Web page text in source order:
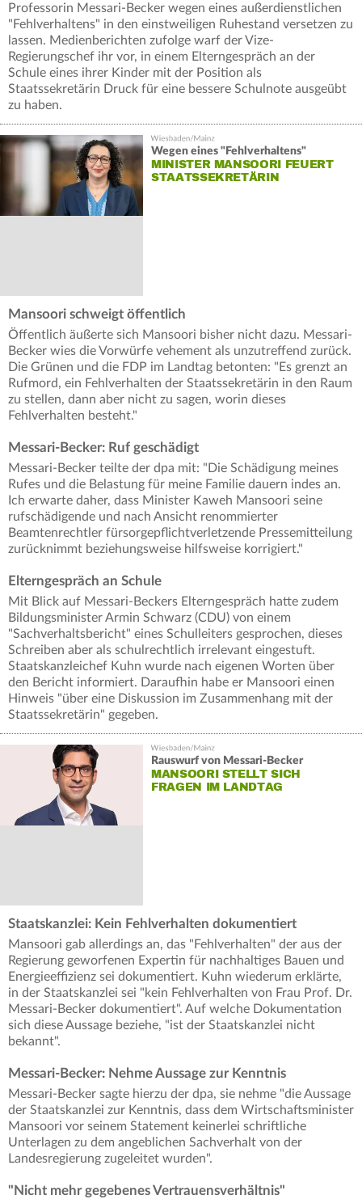
Professorin Messari-Becker wegen eines außerdienstlichen
"Fehlverhaltens" in den einstweiligen Ruhestand versetzen zu
lassen. Medienberichten zufolge warf der Vize-
Regierungschef ihr vor, in einem Elterngespräch an der
Schule eines ihrer Kinder mit der Position als
Staatssekretärin Druck für eine bessere Schulnote ausgeübt
zu haben.
Wegen eines "Fehlverhaltens"
MINISTER MANSOORI FEUERT
STAATSSEKRETÄRIN
Mansoori schweigt öffentlich
Öffentlich äußerte sich Mansoori bisher nicht dazu. Messari-
Becker wies die Vorwürfe vehement als unzutreffend zurück.
Die Grünen und die FDP im Landtag betonten: "Es grenzt an
Rufmord, ein Fehlverhalten der Staatssekretärin in den Raum
zu stellen, dann aber nicht zu sagen, worin dieses
Fehlverhalten besteht."
Messari-Becker: Ruf geschädigt
Messari-Becker teilte der dpa mit: "Die Schädigung meines
Rufes und die Belastung für meine Familie dauern indes an.
Ich erwarte daher, dass Minister Kaweh Mansoori seine
rufschädigende und nach Ansicht renommierter
Beamtenrechtler fürsorgepflichtverletzende Pressemitteilung
zurücknimmt beziehungsweise hilfsweise korrigiert."
Elterngespräch an Schule
Mit Blick auf Messari-Beckers Elterngespräch hatte zudem
Bildungsminister Armin Schwarz (CDU) von einem
"Sachverhaltsbericht" eines Schulleiters gesprochen, dieses
Schreiben aber als schulrechtlich irrelevant eingestuft.
Staatskanzleichef Kuhn wurde nach eigenen Worten über
den Bericht informiert. Daraufhin habe er Mansoori einen
Hinweis "über eine Diskussion im Zusammenhang mit der
Staatssekretärin" gegeben.
Rauswurf von Messari-Becker
MANSOORI STELLT SICH
FRAGEN IM LANDTAG
Staatskanzlei: Kein Fehlverhalten dokumentiert
Mansoori gab allerdings an, das "Fehlverhalten" der aus der
Regierung geworfenen Expertin für nachhaltiges Bauen und
Energieeffizienz sei dokumentiert. Kuhn wiederum erklärte,
in der Staatskanzlei sei "kein Fehlverhalten von Frau Prof. Dr.
Messari-Becker dokumentiert". Auf welche Dokumentation
sich diese Aussage beziehe, "ist der Staatskanzlei nicht
bekannt".
Messari-Becker: Nehme Aussage zur Kenntnis
Messari-Becker sagte hierzu der dpa, sie nehme "die Aussage
der Staatskanzlei zur Kenntnis, dass dem Wirtschaftsminister
Mansoori vor seinem Statement keinerlei schriftliche
Unterlagen zu dem angeblichen Sachverhalt von der
Landesregierung zugeleitet wurden".
"Nicht mehr gegebenes Vertrauensverhältnis"